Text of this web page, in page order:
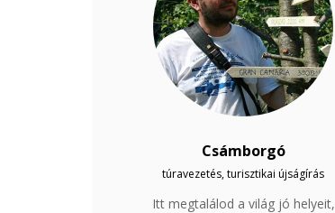
Csámborgó
túravezetés, turisztikai újságírás
Itt megtalálod a világ jó helyeit,